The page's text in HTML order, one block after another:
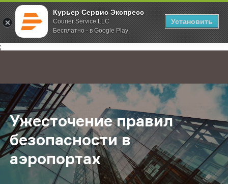
Курьер Сервис Экспресс
Courier Service LLC
Бесплатно - в Google Play
Установить
;
Главная О компании Новости Ужесточение правил
Ужесточение правил
безопасности в
аэропортах